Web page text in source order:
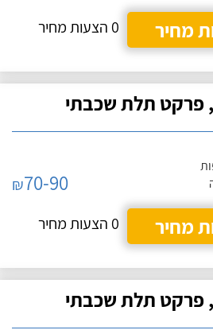
מחיר
0 הצעות מחיר
פרקט תלת שכבתי
₪70-90
מחיר
0 הצעות מחיר
פרקט תלת שכבתי